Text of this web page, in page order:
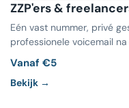
ZZP'ers &
Eén vast nummer, privé
professionele voicemail
Vanaf €5
Bekijk →